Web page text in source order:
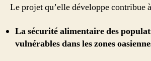
Le projet qu’elle développe contribue à
La sécurité alimentaire des
vulnérables dans les zones